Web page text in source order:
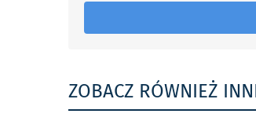
ZOBACZ RÓWNIEŻ